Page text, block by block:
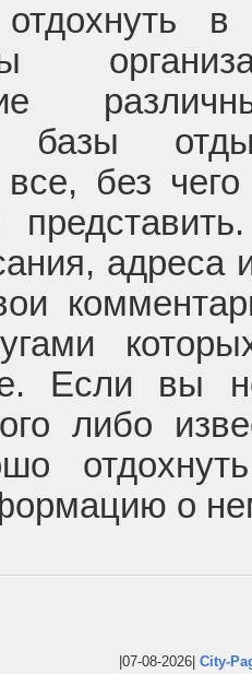
в
базы
без
Если вы
либо
о
|07-08-2026| City-